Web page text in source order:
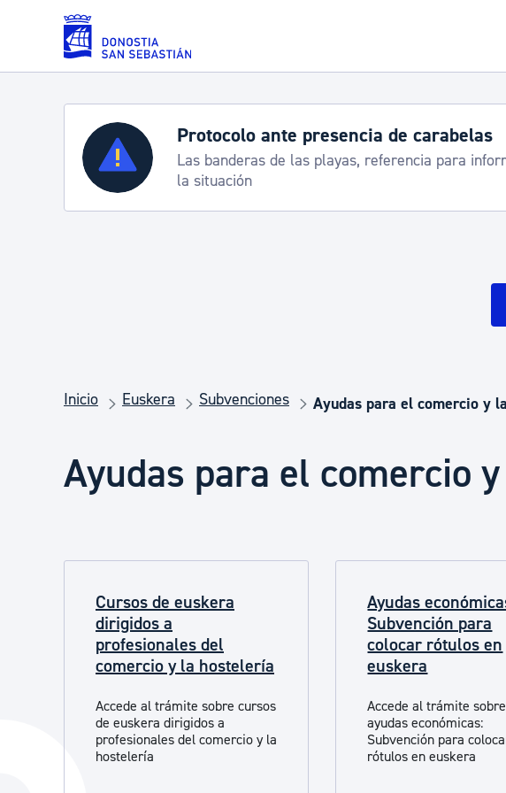
Saltar al contenido principal
Servicios
Padrón y asuntos personales
Seguridad ciudadana y emergencias
Salud Pública, animales y consumo
Participación ciudadana y asociacionismo
Deporte
Protocolo ante presencia de carabelas
Las banderas de las playas, referencia para
la situación
Inicio Euskera Subvenciones Ayudas para el comercio y
Ayudas para el comercio
Cursos de euskera
dirigidos a
profesionales del
comercio y la hostelería
Accede al trámite sobre cursos
de euskera dirigidos a
profesionales del comercio y la
hostelería
Ayudas
Subvención para
colocar rótulos en
euskera
Accede al trámite
ayudas económicas:
Subvención para
rótulos en euskera